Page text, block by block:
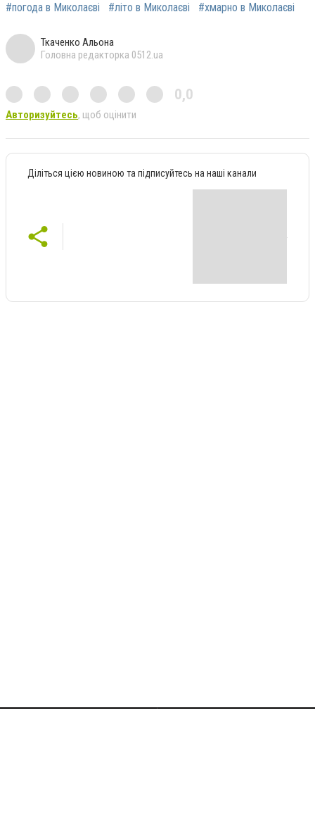
#погода в Миколаєві #літо в Миколаєві #хмарно в Миколаєві
Ткаченко Альона
Головна редакторка 0512.ua
0,0
Авторизуйтесь, щоб оцінити
Діліться цією новиною та підписуйтесь на наші канали